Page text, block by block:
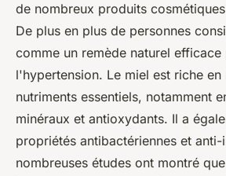
de nombreux produits
De plus en plus de personnes
comme un remède naturel
l'hypertension. Le miel est riche en
nutriments essentiels, notamment
minéraux et antioxydants. Il a
propriétés antibactériennes et
nombreuses études ont montré